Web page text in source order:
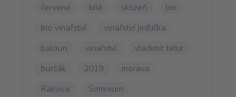
červené
bílé sklizeň
bio
bio vinařství
vinařství jedlička
baloun
vinařství
vladimír tetur
burčák
2019
morava
Rakvice
Somnium